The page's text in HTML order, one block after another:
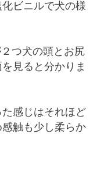
ビニルで犬の様
つ犬の頭とお尻
見ると分かりま
感じはそれほど
触も少し柔らか